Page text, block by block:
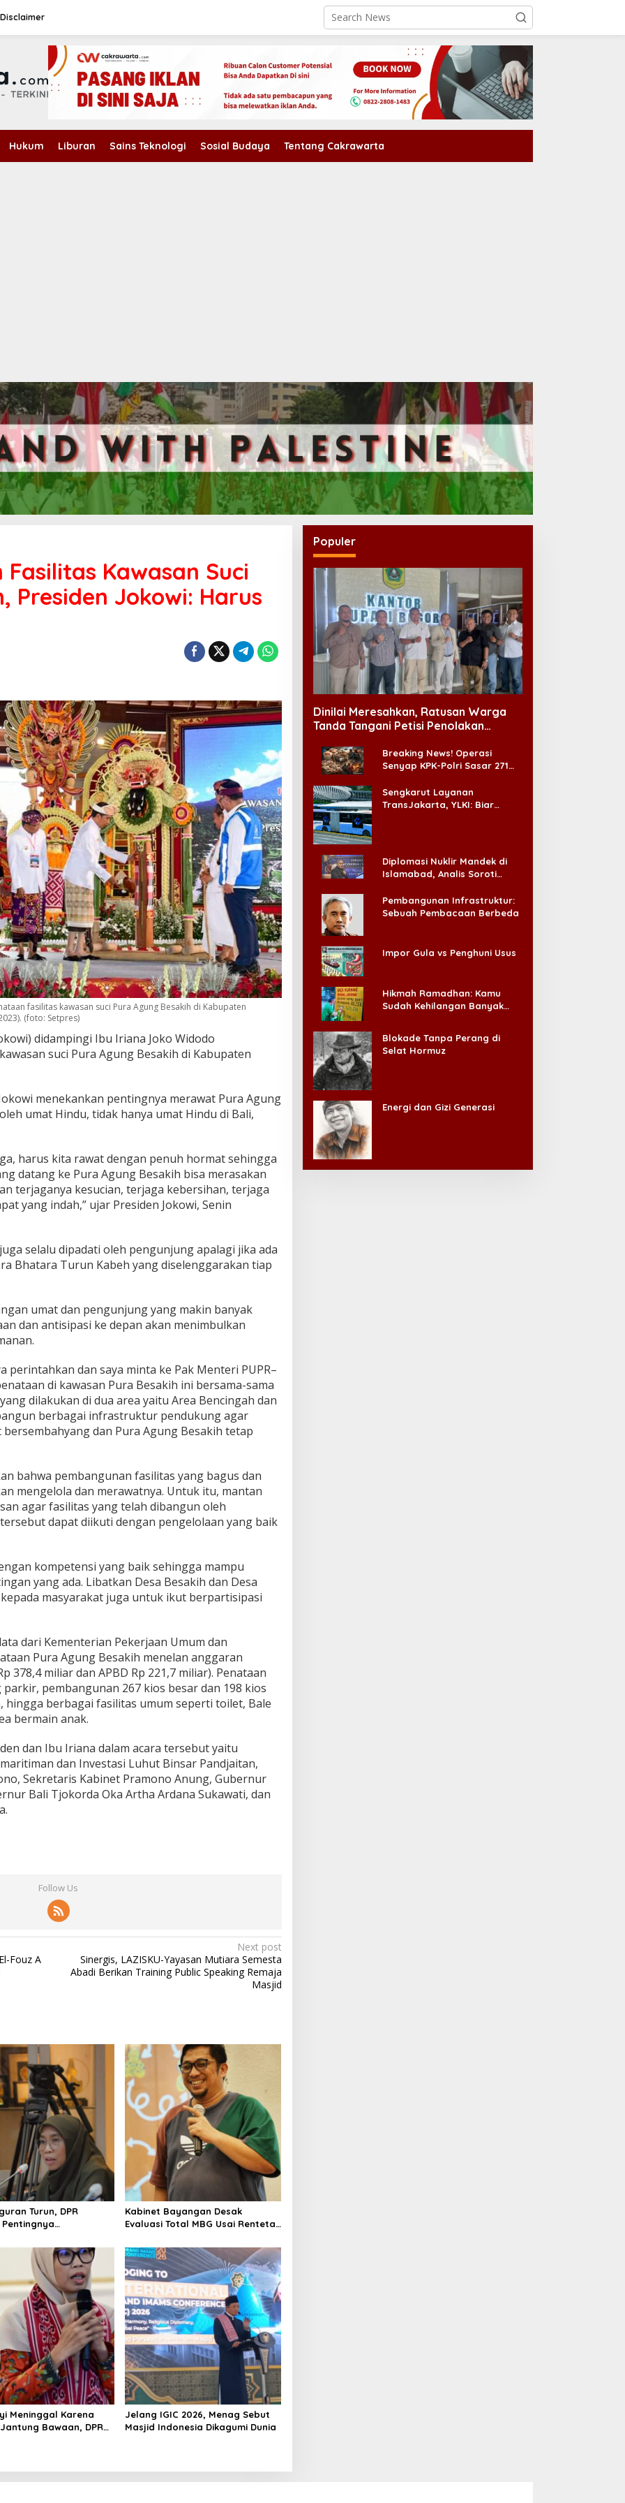
Disclaimer
Hukum Liburan Sains Teknologi Sosial Budaya Tentang Cakrawarta
Kawasan Suci
Presiden Jokowi: Harus
fasilitas kawasan suci Pura Agung Besakih di Kabupaten
(foto: Setpres)
didampingi Ibu Iriana Joko Widodo
suci Pura Agung Besakih di Kabupaten
menekankan pentingnya merawat Pura Agung
umat Hindu, tidak hanya umat Hindu di Bali,
harus kita rawat dengan penuh hormat sehingga
datang ke Pura Agung Besakih bisa merasakan
terjaganya kesucian, terjaga kebersihan, terjaga
yang indah,” ujar Presiden Jokowi, Senin
selalu dipadati oleh pengunjung apalagi jika ada
Bhatara Turun Kabeh yang diselenggarakan tiap
umat dan pengunjung yang makin banyak
dan antisipasi ke depan akan menimbulkan
perintahkan dan saya minta ke Pak Menteri PUPR–
di kawasan Pura Besakih ini bersama-sama
dilakukan di dua area yaitu Area Bencingah dan
berbagai infrastruktur pendukung agar
dan Pura Agung Besakih tetap
bahwa pembangunan fasilitas yang bagus dan
mengelola dan merawatnya. Untuk itu, mantan
agar fasilitas yang telah dibangun oleh
dapat diikuti dengan pengelolaan yang baik
kompetensi yang baik sehingga mampu
yang ada. Libatkan Desa Besakih dan Desa
masyarakat juga untuk ikut berpartisipasi
dari Kementerian Pekerjaan Umum dan
Pura Agung Besakih menelan anggaran
378,4 miliar dan APBD Rp 221,7 miliar). Penataan
pembangunan 267 kios besar dan 198 kios
hingga berbagai fasilitas umum seperti toilet, Bale
bermain anak.
dan Ibu Iriana dalam acara tersebut yaitu
dan Investasi Luhut Binsar Pandjaitan,
Sekretaris Kabinet Pramono Anung, Gubernur
Bali Tjokorda Oka Artha Ardana Sukawati, dan
Follow Us
Fouz A
Next post
Sinergis, LAZISKU-Yayasan Mutiara Semesta
Abadi Berikan Training Public Speaking Remaja
Masjid
Turun, DPR
Kabinet Bayangan Desak
Evaluasi Total MBG Usai Rentetan
Meninggal Karena
Bawaan, DPR
Jelang IGIC 2026, Menag Sebut
Masjid Indonesia Dikagumi Dunia
Populer
Dinilai Meresahkan, Ratusan Warga
Tanda Tangani Petisi Penolakan
Breaking News! Operasi
Senyap KPK-Polri Sasar 271
Ada ‘Badai Pemeriksaan’
Sengkarut Layanan
TransJakarta, YLKI: Biar
Diplomasi Nuklir Mandek di
Islamabad, Analis Soroti
Pembangunan Infrastruktur:
Sebuah Pembacaan Berbeda
Impor Gula vs Penghuni Usus
Hikmah Ramadhan: Kamu
Sudah Kehilangan Banyak
Blokade Tanpa Perang di
Selat Hormuz
Energi dan Gizi Generasi